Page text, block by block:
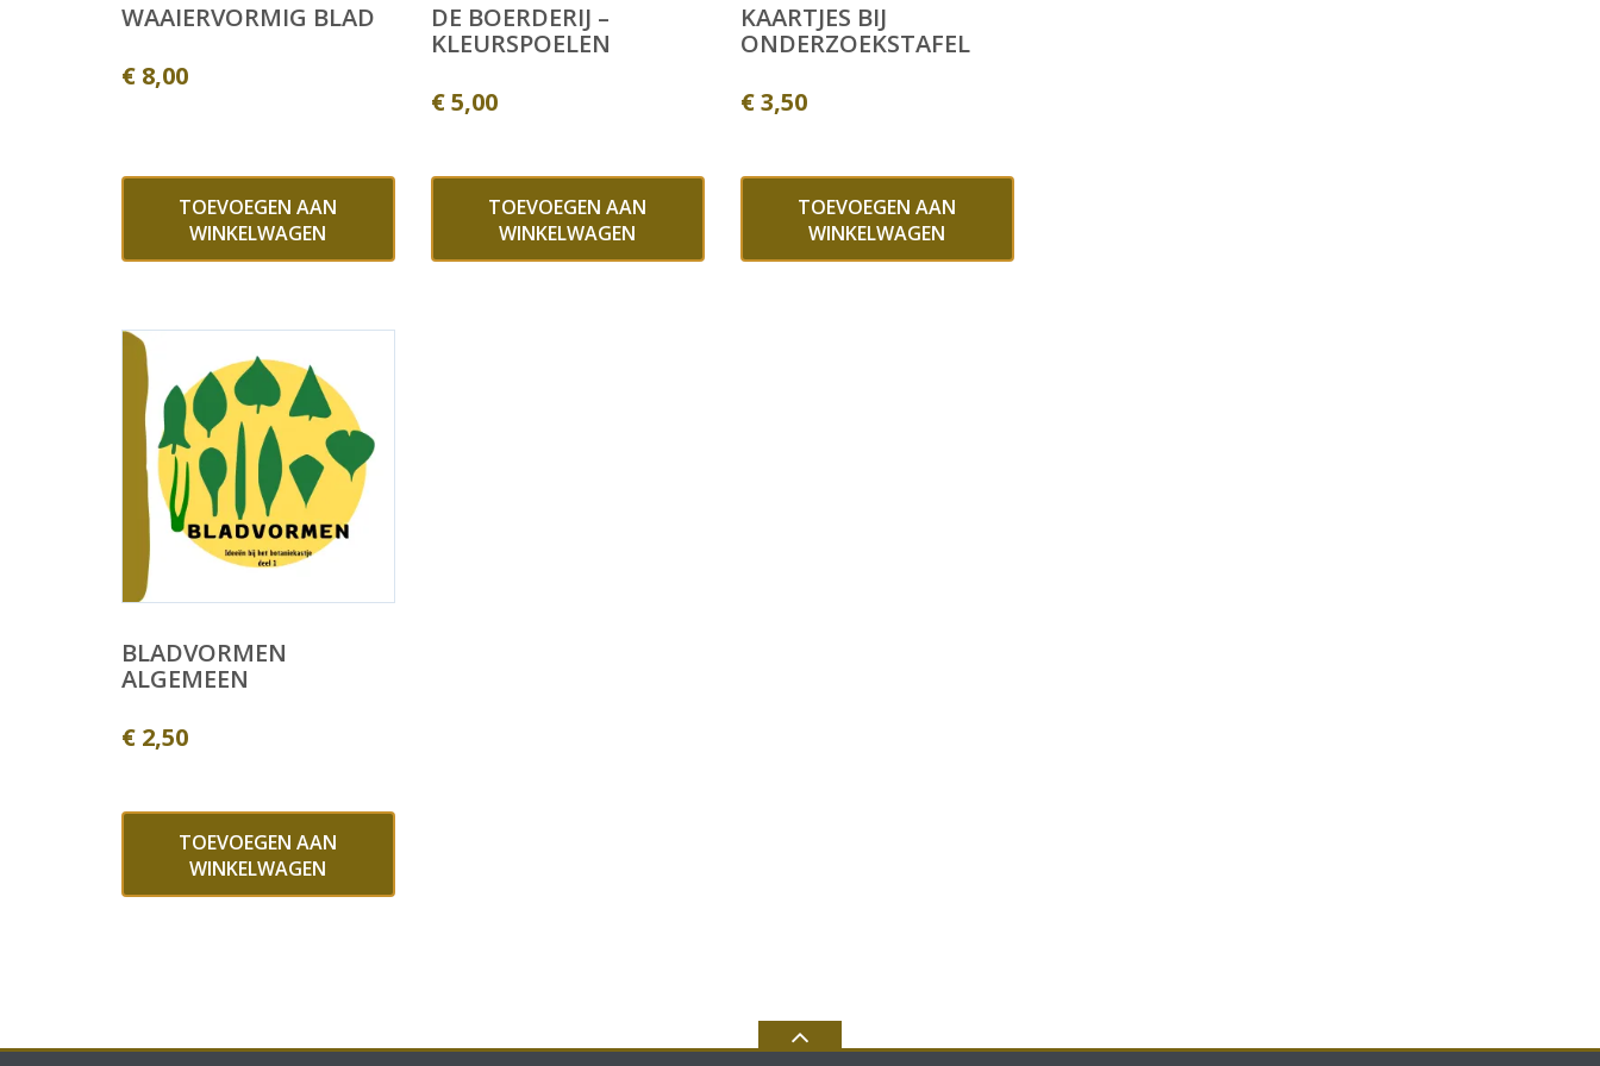
WAAIERVORMIG BLAD
€ 8,00
TOEVOEGEN AAN
WINKELWAGEN
DE BOERDERIJ –
KLEURSPOELEN
€5,00
TOEVOEGEN AAN
WINKELWAGEN
KAARTJES BIJ
ONDERZOEKSTAFEL
€3,50
TOEVOEGEN AAN
WINKELWAGEN
BLADVORMEN
ALGEMEEN
€ 2,50
TOEVOEGEN AAN
WINKELWAGEN